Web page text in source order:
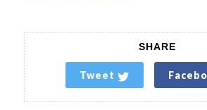
SHARE
Tweet